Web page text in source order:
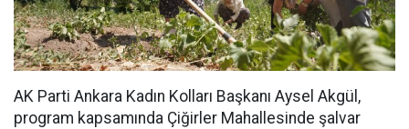
AK Parti Ankara Kadın Kolları Başkanı Aysel Akgül,
program kapsamında Çiğirler Mahallesinde şalvar